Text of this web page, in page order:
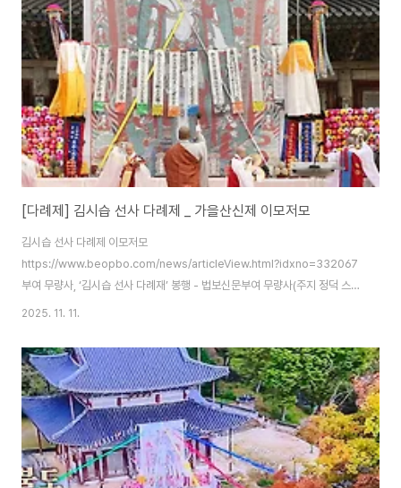
[다례제] 김시습 선사 다례제 _ 가을산신제 이모저모
김시습 선사 다례제 이모저모
https://www.beopbo.com/news/articleView.html?idxno=332067
부여 무량사, ‘김시습 선사 다례재’ 봉행 - 법보신문부여 무량사(주지 정덕 스
님)가 10월 26일 조선시대 대표적 사상가이자 문인인 매월당 김시습(설잠 스
선사 다례www.beopbo.com
2025. 11. 11.